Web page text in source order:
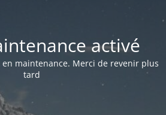
activé
maintenance. Merci de revenir plus
tard